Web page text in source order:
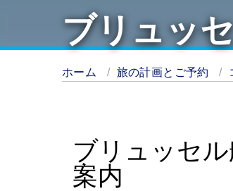
ブリュッ
ホーム 旅の計画とご予約
ブリュッセ
案内